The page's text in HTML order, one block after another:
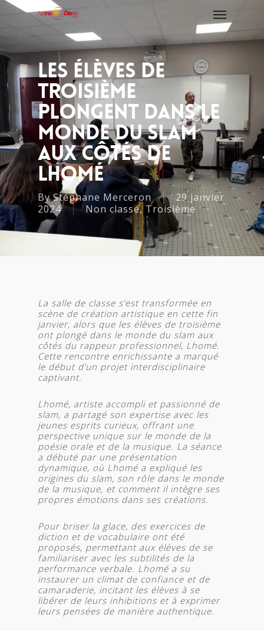
Les Élèves De
Troisième
Plongent Dans Le
Monde Du Slam
Aux Côtés De
Lhomé
ByStéphane Merceron
29 janvier
2024
Non classé, Troisième
La salle de classe s’est transformée en
scène de création artistique en cette fin
janvier, alors que les élèves de troisième
ont plongé dans le monde du slam aux
côtés du rappeur professionnel, Lhomé.
Cette rencontre enrichissante a marqué
le début d’un projet interdisciplinaire
captivant.
Lhomé, artiste accompli et passionné de
slam, a partagé son expertise avec les
jeunes esprits curieux, offrant une
perspective unique sur le monde de la
poésie orale et de la musique. La séance
a débuté par une présentation
dynamique, où Lhomé a expliqué les
origines du slam, son rôle dans le monde
de la musique, et comment il intègre ses
propres émotions dans ses créations.
Pour briser la glace, des exercices de
diction et de vocabulaire ont été
proposés, permettant aux élèves de se
familiariser avec les subtilités de la
performance verbale. Lhomé a su
instaurer un climat de confiance et de
camaraderie, incitant les élèves à se
libérer de leurs inhibitions et à exprimer
leurs pensées de manière authentique.